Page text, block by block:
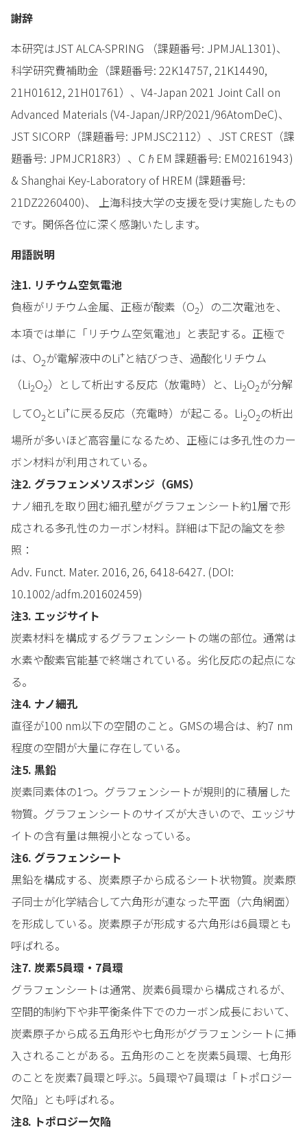
謝辞
本研究はJST ALCA-SPRING （課題番号: JPMJAL1301)、
科学研究費補助金（課題番号: 22K14757, 21K14490,
21H01612, 21H01761）、V4-Japan 2021 Joint Call on
Advanced Materials (V4-Japan/JRP/2021/96AtomDeC)、
JST SICORP（課題番号: JPMJSC2112）、JST CREST（課
題番号: JPMJCR18R3）、CℏEM 課題番号: EM02161943)
& Shanghai Key-Laboratory of HREM (課題番号:
21DZ2260400)、 上海科技大学の支援を受け実施したもの
です。関係各位に深く感謝いたします。
用語説明
注1. リチウム空気電池
負極がリチウム金属、正極が酸素（O2）の二次電池を、
本項では単に「リチウム空気電池」と表記する。正極で
は、O2が電解液中のLi+と結びつき、過酸化リチウム
（Li2O2）として析出する反応（放電時）と、Li2O2が分解
してO2 とLi+に戻る反応（充電時）が起こる。Li2O2の析出
場所が多いほど高容量になるため、正極には多孔性のカー
ボン材料が利用されている。
注2. グラフェンメソスポンジ（GMS）
ナノ細孔を取り囲む細孔壁がグラフェンシート約1層で形
成される多孔性のカーボン材料。詳細は下記の論文を参
照：
Adv. Funct. Mater. 2016, 26, 6418-6427. (DOI:
10.1002/adfm.201602459)
注3. エッジサイト
炭素材料を構成するグラフェンシートの端の部位。通常は
水素や酸素官能基で終端されている。劣化反応の起点にな
る。
注4. ナノ細孔
直径が100 nm以下の空間のこと。GMSの場合は、約7 nm
程度の空間が大量に存在している。
注5. 黒鉛
炭素同素体の1つ。グラフェンシートが規則的に積層した
物質。グラフェンシートのサイズが大きいので、エッジサ
イトの含有量は無視小となっている。
注6. グラフェンシート
黒鉛を構成する、炭素原子から成るシート状物質。炭素原
子同士が化学結合して六角形が連なった平面（六角網面）
を形成している。炭素原子が形成する六角形は6員環とも
呼ばれる。
注7. 炭素5員環・7員環
グラフェンシートは通常、炭素6員環から構成されるが、
空間的制約下や非平衡条件下でのカーボン成長において、
炭素原子から成る五角形や七角形がグラフェンシートに挿
入されることがある。五角形のことを炭素5員環、七角形
のことを炭素7員環と呼ぶ。5員環や7員環は「トポロジー
欠陥」とも呼ばれる。
注8. トポロジー欠陥